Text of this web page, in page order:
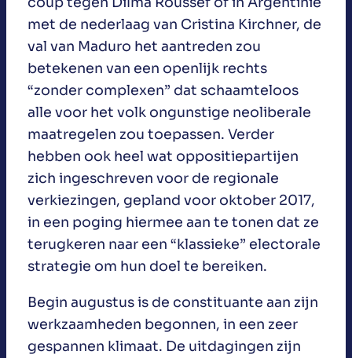
met de nederlaag van Cristina Kirchner, de
val van Maduro het aantreden zou
betekenen van een openlijk rechts
“zonder complexen” dat schaamteloos
alle voor het volk ongunstige neoliberale
maatregelen zou toepassen. Verder
hebben ook heel wat oppositiepartijen
zich ingeschreven voor de regionale
verkiezingen, gepland voor oktober 2017,
in een poging hiermee aan te tonen dat ze
terugkeren naar een “klassieke” electorale
strategie om hun doel te bereiken.
Begin augustus is de constituante aan zijn
werkzaamheden begonnen, in een zeer
gespannen klimaat. De uitdagingen zijn